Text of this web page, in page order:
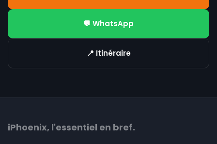
💬 WhatsApp
📍 Itinéraire
iPhoenix, l'essentiel en bref.